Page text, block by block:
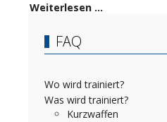
Weiterlesen …
FAQ
Wo wird trainiert?
Was wird trainiert?
Kurzwaffen